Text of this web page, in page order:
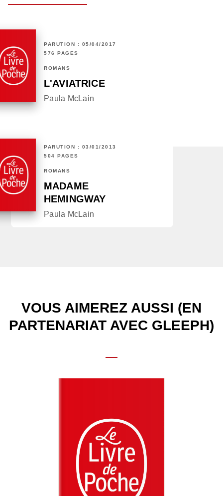
PARUTION : 05/04/2017
576 PAGES
ROMANS
L'AVIATRICE
Paula McLain
PARUTION : 03/01/2013
504 PAGES
ROMANS
MADAME
HEMINGWAY
Paula McLain
VOUS AIMEREZ AUSSI (EN
PARTENARIAT AVEC GLEEPH)